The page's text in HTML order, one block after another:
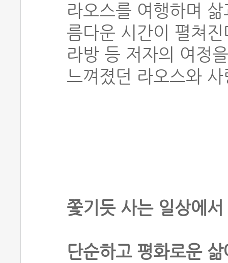
라오스를 여행하며
름다운 시간이 펼쳐
라방 등 저자의 여정
느껴졌던 라오스와
쫓기듯 사는 일상에
단순하고 평화로운